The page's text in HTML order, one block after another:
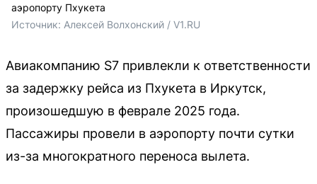
аэропорту Пхукета
Источник: Алексей Волхонский / V1.RU
Авиакомпанию S7 привлекли к ответственности
за задержку рейса из Пхукета в Иркутск,
произошедшую в феврале 2025 года.
Пассажиры провели в аэропорту почти сутки
из-за многократного переноса вылета.